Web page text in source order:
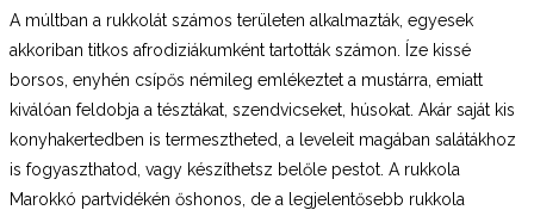
A múltban a rukkolát számos területen alkalmazták, egyesek
akkoriban titkos afrodiziákumként tartották számon. Íze kissé
borsos, enyhén csípős némileg emlékeztet a mustárra, emiatt
kiválóan feldobja a tésztákat, szendvicseket, húsokat. Akár saját kis
konyhakertedben is termesztheted, a leveleit magában salátákhoz
is fogyaszthatod, vagy készíthetsz belőle pestot. A rukkola
Marokkó partvidékén őshonos, de a legjelentősebb rukkola